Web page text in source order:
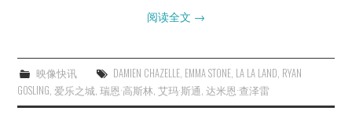
阅读全文 →
映像快讯 DAMIEN CHAZELLE, EMMA STONE, LA LA LAND RYAN
GOSLING 爱乐之城 ,瑞恩·高斯林 ,艾玛·斯通 ,达米恩·查泽雷